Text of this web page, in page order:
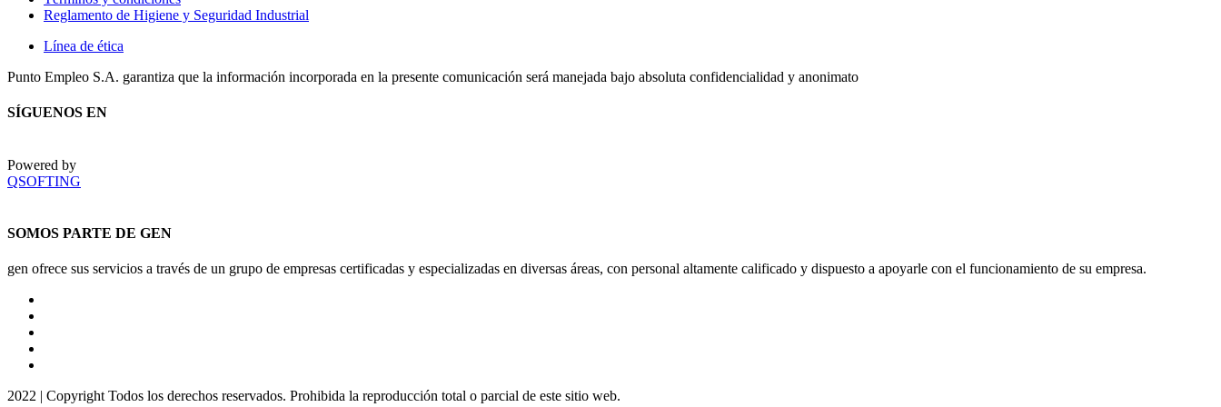
Reglamento de Higiene y Seguridad Industrial
Línea de ética
Punto Empleo S.A. garantiza que la información incorporada en la presente comunicación será manejada bajo absoluta confidencialidad y anonimato
SÍGUENOS EN
Powered by
QSOFTING
SOMOS PARTE DE GEN
gen ofrece sus servicios a través de un grupo de empresas certificadas y especializadas en diversas áreas, con personal altamente calificado y dispuesto a apoyarle con el funcionamiento de su empresa.
2022 | Copyright Todos los derechos reservados. Prohibida la reproducción total o parcial de este sitio web.